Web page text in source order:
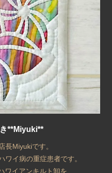
**Miyuki**
長Miyukiです。
ワイ病の重症患者です。
ワイアンキルト卸を